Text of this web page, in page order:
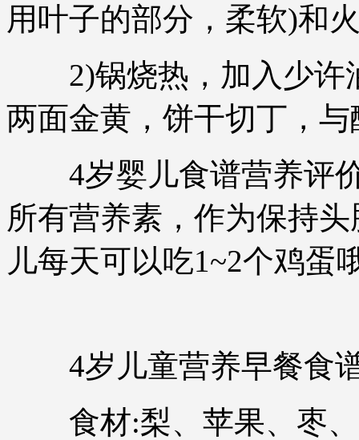
用叶子的部分，柔软)和
2)锅烧热，加入少许
两面金黄，饼干切丁，
4岁婴儿食谱营养评价
所有营养素，作为保持
儿每天可以吃1~2个鸡蛋
4岁儿童营养早餐食谱
食材:梨、苹果、枣、